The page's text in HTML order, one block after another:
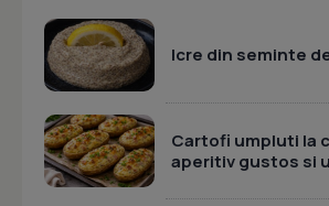
Icre din seminte
Cartofi umpluti la
aperitiv gustos si